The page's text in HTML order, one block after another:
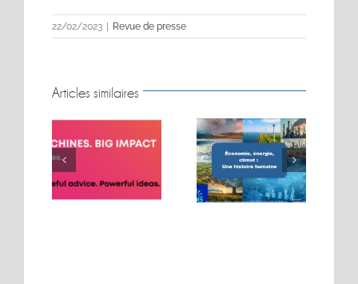
22/02/2023 | Revue de presse
Articles similaires